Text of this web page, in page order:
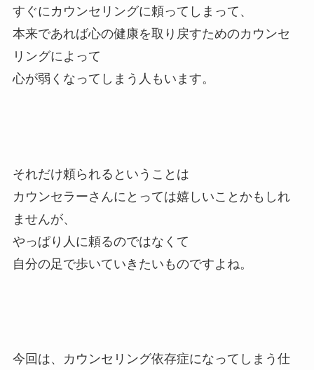
すぐにカウンセリングに頼ってしまって、
本来であれば心の健康を取り戻すためのカウンセ
リングによって
心が弱くなってしまう人もいます。
それだけ頼られるということは
カウンセラーさんにとっては嬉しいことかもしれ
ませんが、
やっぱり人に頼るのではなくて
自分の足で歩いていきたいものですよね。
今回は、カウンセリング依存症になってしまう仕